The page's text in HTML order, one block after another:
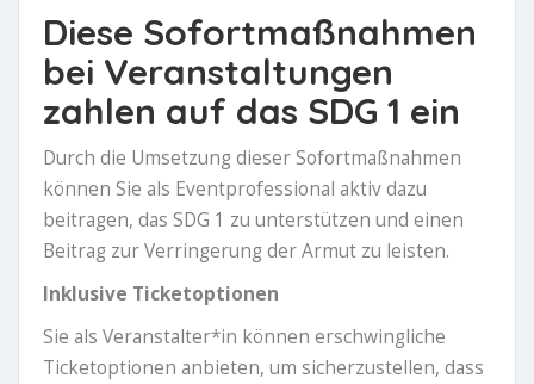
Diese Sofortmaßnahmen
bei Veranstaltungen
zahlen auf das SDG 1 ein
Durch die Umsetzung dieser Sofortmaßnahmen
können Sie als Eventprofessional aktiv dazu
beitragen, das SDG 1 zu unterstützen und einen
Beitrag zur Verringerung der Armut zu leisten.
Inklusive Ticketoptionen
Sie als Veranstalter*in können erschwingliche
Ticketoptionen anbieten, um sicherzustellen, dass